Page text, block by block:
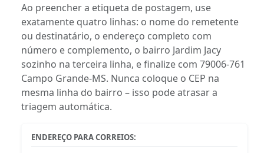
Ao preencher a etiqueta de postagem, use
exatamente quatro linhas: o nome do remetente
ou destinatário, o endereço completo com
número e complemento, o bairro Jardim Jacy
sozinho na terceira linha, e finalize com 79006-761
Campo Grande-MS. Nunca coloque o CEP na
mesma linha do bairro – isso pode atrasar a
triagem automática.
ENDEREÇO PARA CORREIOS: